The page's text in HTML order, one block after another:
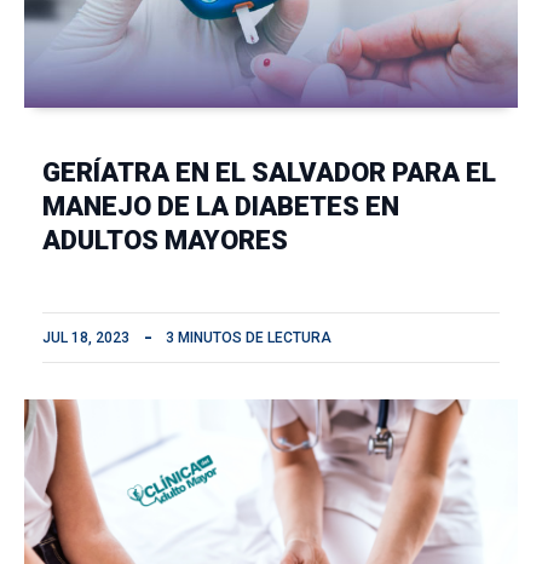
GERÍATRA EN EL SALVADOR PARA EL
MANEJO DE LA DIABETES EN
ADULTOS MAYORES
JUL 18, 2023 3 MINUTOS DE LECTURA